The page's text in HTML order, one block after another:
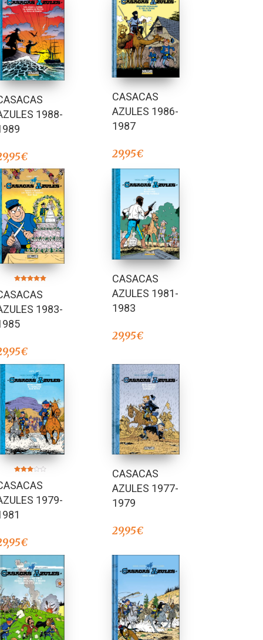
1988-
€
CASACAS
AZULES 1986-
1987
29,95€
5.00
de 5
1983-
€
CASACAS
AZULES 1981-
1983
29,95€
en
3.00
de 5
1979-
€
CASACAS
AZULES 1977-
1979
29,95€